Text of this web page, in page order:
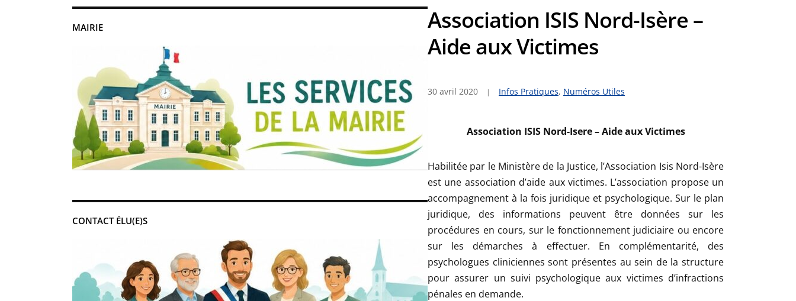
MAIRIE
CONTACT ÉLU(E)S
Association ISIS Nord-Isère –
Aide aux Victimes
30 avril 2020 Infos Pratiques, Numéros Utiles
Association ISIS Nord-Isere – Aide aux Victimes
Habilitée par le Ministère de la Justice, l’Association Isis Nord-Isère
est une association d’aide aux victimes. L’association propose un
accompagnement à la fois juridique et psychologique. Sur le plan
juridique, des informations peuvent être données sur les
procédures en cours, sur le fonctionnement judiciaire ou encore
sur les démarches à effectuer. En complémentarité, des
psychologues cliniciennes sont présentes au sein de la structure
pour assurer un suivi psychologique aux victimes d’infractions
pénales en demande.